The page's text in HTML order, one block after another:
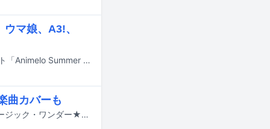
マ娘、A3!、
7月10日から12日にかけて千葉・幕張メッセで開催されるアニソンライブイベント「Animelo Summer Live 2026 -Messenger-」の出演アーティスト第1弾が発表された。
曲カバーも
angelaが11月13、14日に埼玉・大宮ソニックシティでライブ「angelaの『ミュージック・ワンダー★大サーカス2026～スタチャまみれ?!～』」を開催する。